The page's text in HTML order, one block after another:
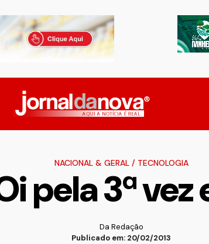
NACIONAL & GERAL/ TECNOLOGIA
pela 3ª
Da Redação
Publicado em: 20/02/2013